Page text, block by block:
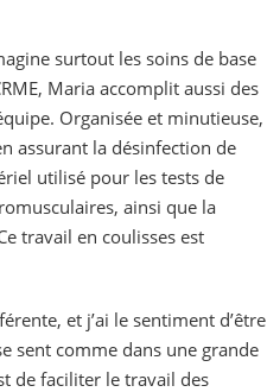
surtout les soins de base
Maria accomplit aussi des
Organisée et minutieuse,
assurant la désinfection de
utilisé pour les tests de
ainsi que la
travail en coulisses est
et j’ai le sentiment d’être
sent comme dans une grande
de faciliter le travail des